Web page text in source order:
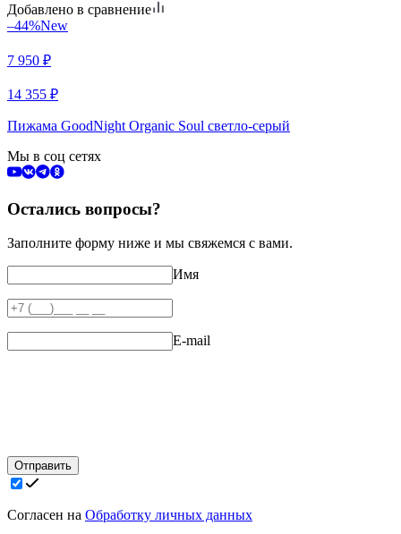
Добавлено в сравнение
–44%New
7 950 ₽
14 355 ₽
Пижама GoodNight Organic Soul светло-серый
Мы в соц сетях
Остались вопросы?
Заполните форму ниже и мы свяжемся с вами.
Имя
E-mail
Отправить
Согласен на Обработку личных данных